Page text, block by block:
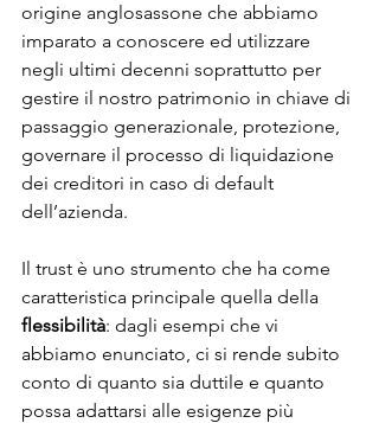
origine anglosassone che abbiamo
imparato a conoscere ed utilizzare
negli ultimi decenni soprattutto per
gestire il nostro patrimonio in chiave di
passaggio generazionale, protezione,
governare il processo di liquidazione
dei creditori in caso di default
dell’azienda.
Il trust è uno strumento che ha come
caratteristica principale quella della
flessibilità: dagli esempi che vi
abbiamo enunciato, ci si rende subito
conto di quanto sia duttile e quanto
possa adattarsi alle esigenze più